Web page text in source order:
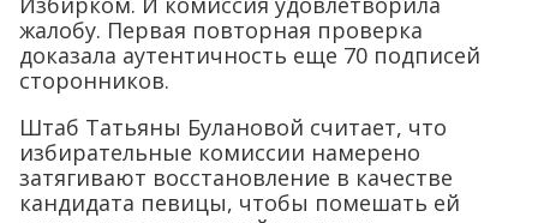
жалобу. Первая повторная проверка
доказала аутентичность еще 70 подписей
сторонников.
Штаб Татьяны Булановой считает, что
избирательные комиссии намерено
затягивают восстановление в качестве
кандидата певицы, чтобы помешать ей